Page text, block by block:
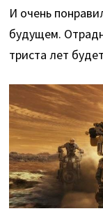
И очень
будущем.
триста лет